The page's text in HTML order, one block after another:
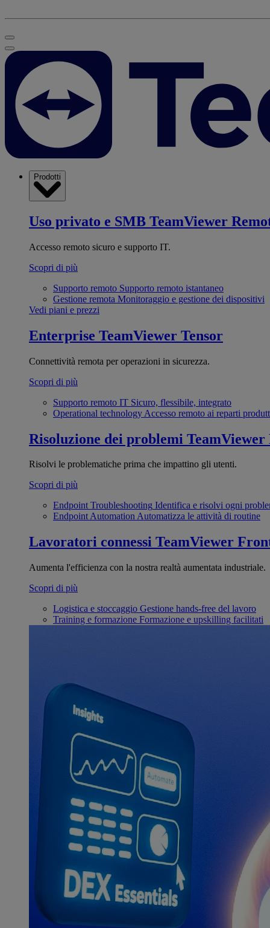
Prodotti
Uso privato e SMB TeamViewer
Accesso remoto sicuro e supporto IT.
Scopri di più
Supporto remoto Supporto remoto istantaneo
Gestione remota Monitoraggio e gestione dei dispositivi
Vedi piani e prezzi
Enterprise TeamViewer Tensor
Connettività remota per operazioni in sicurezza.
Scopri di più
Supporto remoto IT Sicuro, flessibile, integrato
Operational technology Accesso remoto ai reparti
Risoluzione dei problemi TeamViewer
Risolvi le problematiche prima che impattino gli utenti.
Scopri di più
Endpoint Troubleshooting Identifica e risolvi ogni
Endpoint AutomationAutomatizza le attività di routine
Lavoratori connessi TeamViewer
Aumenta l'efficienza con la nostra realtà aumentata industriale.
Scopri di più
Logistica e stoccaggio Gestione hands-free del lavoro
Training e formazione Formazione e upskilling facilitati